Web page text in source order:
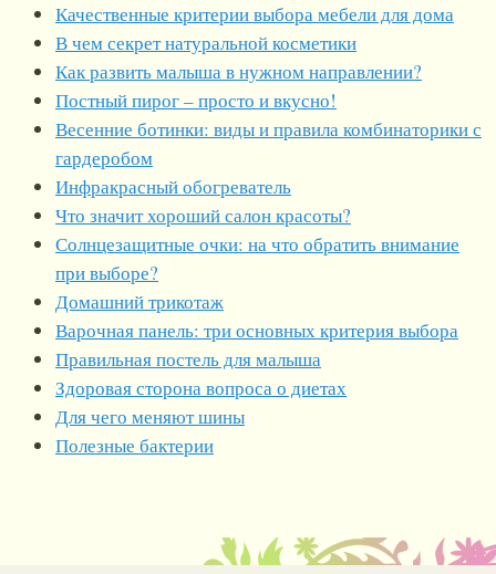
Качественные критерии выбора мебели для дома
В чем секрет натуральной косметики
Как развить малыша в нужном направлении?
Постный пирог – просто и вкусно!
Весенние ботинки: виды и правила комбинаторики с
гардеробом
Инфракрасный обогреватель
Что значит хороший салон красоты?
Солнцезащитные очки: на что обратить внимание
при выборе?
Домашний трикотаж
Варочная панель: три основных критерия выбора
Правильная постель для малыша
Здоровая сторона вопроса о диетах
Для чего меняют шины
Полезные бактерии